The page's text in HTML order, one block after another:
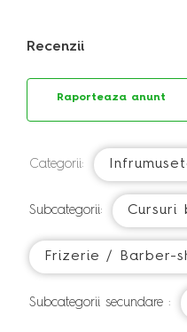
Recenzii
Raporteaza anunt
Categorii:
Subcategorii: Cursuri
Frizerie / Barber-
Subcategorii secundare :